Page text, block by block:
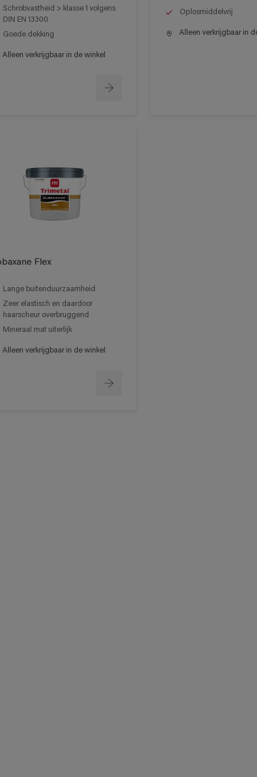
Schrobvastheid > klasse 1 volgens
DIN EN 13300
Goede dekking
Alleen verkrijgbaar in de winkel
Oplosmiddelvrij
Alleen verkrijgbaar in
Flex
Lange buitenduurzaamheid
Zeer elastisch en daardoor
haarscheur overbruggend
Mineraal mat uiterlijk
Alleen verkrijgbaar in de winkel